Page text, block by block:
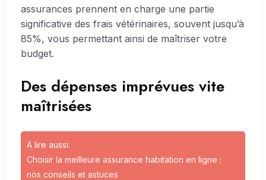
assurances prennent en charge une partie
significative des frais vétérinaires, souvent jusqu’à
85%, vous permettant ainsi de maîtriser votre
budget.
Des dépenses imprévues vite
maîtrisées
A lire aussi:
Choisir la meilleure assurance habitation en ligne :
nos conseils et astuces